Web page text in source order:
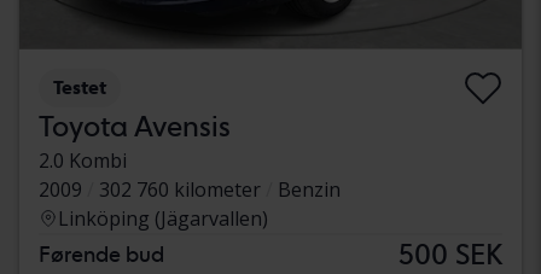
Testet
Toyota Avensis
2.0 Kombi
2009
302 760 kilometer
Benzin
Linköping (Jägarvallen)
Førende bud 500 SEK